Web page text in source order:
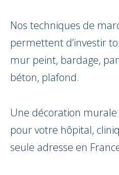
Nos techniques de
permettent d’investir
mur peint, bardage,
béton, plafond.
Une décoration
pour votre hôpital,
seule adresse en